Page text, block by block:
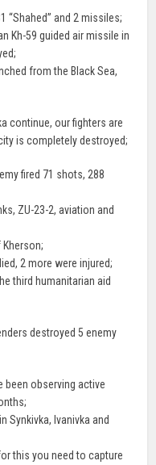
“Shahed” and 2 missiles;
Kh-59 guided air missile in
from the Black Sea,
continue, our fighters are
is completely destroyed;
fired 71 shots, 288
ZU-23-2, aviation and
2 more were injured;
third humanitarian aid
destroyed 5 enemy
been observing active
Synkivka, Ivanivka and
this you need to capture